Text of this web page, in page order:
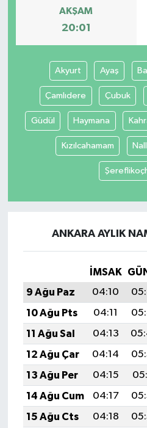
AKŞAM
20:01
Akyurt Ayaş
Çamlıdere Çubuk
Güdül Haymana
Kızılcahamam
ANKARA AYLIK
İMSAK
9 Ağu Paz
04:10
10 Ağu Pts
04:11
11 Ağu Sal
04:13
12 Ağu Çar
04:14
13 Ağu Per
04:15
14 Ağu Cum
04:17
15 Ağu Cts
04:18